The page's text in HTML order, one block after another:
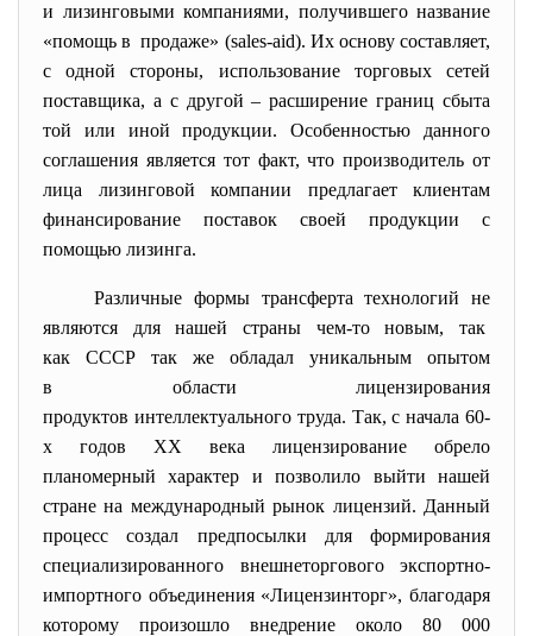
и лизинговыми компаниями, получившего название
«помощь в продаже» (sales-aid). Их основу составляет,
с одной стороны, использование торговых сетей
поставщика, а с другой – расширение границ сбыта
той или иной продукции. Особенностью данного
соглашения является тот факт, что производитель от
лица лизинговой компании предлагает клиентам
финансирование поставок своей продукции с
помощью лизинга.
Различные формы трансферта технологий не
являются для нашей страны чем-то новым, так
как СССР так же обладал уникальным опытом
в области лицензирования
продуктов интеллектуального труда. Так, с начала 60-
х годов XX века лицензирование обрело
планомерный характер и позволило выйти нашей
стране на международный рынок лицензий. Данный
процесс создал предпосылки для формирования
специализированного внешнеторгового экспортно-
импортного объединения «Лицензинторг», благодаря
которому произошло внедрение около 80 000